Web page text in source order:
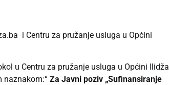
i Centru za pružanje usluga u Općini
u Centru za pružanje usluga u Općini Ilidža
naznakom:“ Za Javni poziv „Sufinansiranje